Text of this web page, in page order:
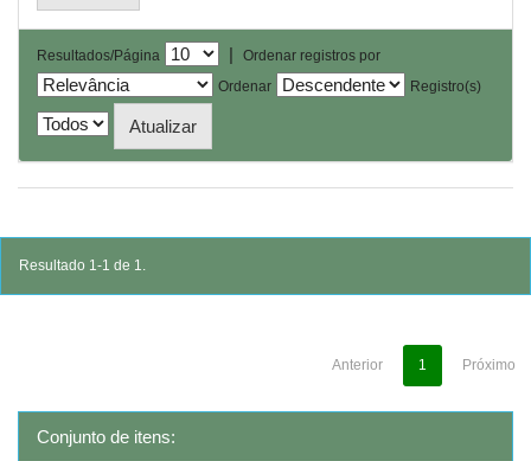
Resultados/Página |
Ordenar registros por
Ordenar
Registro(s)
Resultado 1-1 de 1.
Anterior 1 Próximo
Conjunto de itens: